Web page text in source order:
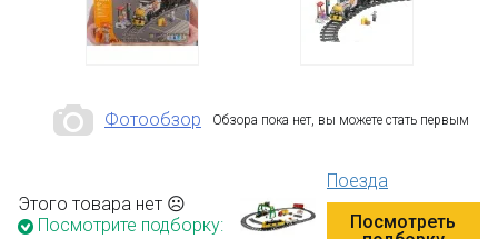
Фотообзор Обзора пока нет, вы можете стать первым
Этого товара нет ☹
Посмотрите подборку:
Поезда
Посмотреть